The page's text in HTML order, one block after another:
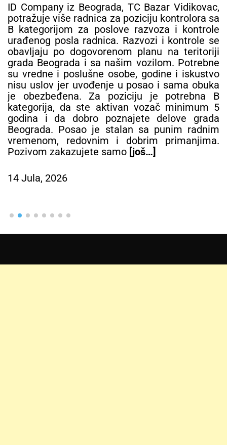
ID Company iz Beograda, TC Bazar Vidikovac,
potražuje više radnica za poziciju kontrolora sa
B kategorijom za poslove razvoza i kontrole
urađenog posla radnica. Razvozi i kontrole se
obavljaju po dogovorenom planu na teritoriji
grada Beograda i sa našim vozilom. Potrebne
su vredne i poslušne osobe, godine i iskustvo
nisu uslov jer uvođenje u posao i sama obuka
je obezbeđena. Za poziciju je potrebna B
kategorija, da ste aktivan vozač minimum 5
godina i da dobro poznajete delove grada
Beograda. Posao je stalan sa punim radnim
vremenom, redovnim i dobrim primanjima.
Pozivom zakazujete samo [još…]
14 Jula, 2026